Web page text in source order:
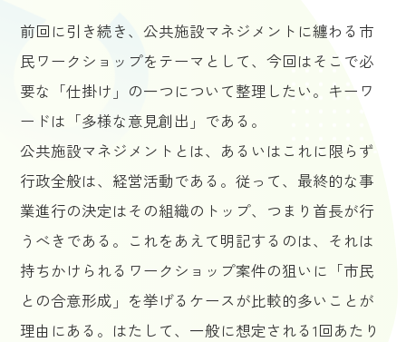
前回に引き続き、公共施設マネジメントに纏わる市
民ワークショップをテーマとして、今回はそこで必
要な「仕掛け」の一つについて整理したい。キーワ
ードは「多様な意見創出」である。
公共施設マネジメントとは、あるいはこれに限らず
行政全般は、経営活動である。従って、最終的な事
業進行の決定はその組織のトップ、つまり首長が行
うべきである。これをあえて明記するのは、それは
持ちかけられるワークショップ案件の狙いに「市民
との合意形成」を挙げるケースが比較的多いことが
理由にある。はたして、一般に想定される1回あたり